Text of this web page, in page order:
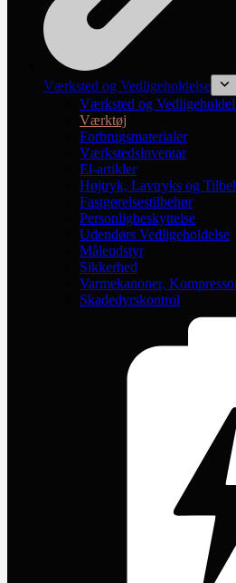
Værksted og Vedligeholdelse
Værksted og
Værktøj
Forbrugsmaterialer
Værkstedsinventar
El-artikler
Højtryk, Lavtryks og
Fastgørelsestilbehør
Personligbeskyttelse
Udendørs Vedligeholdelse
Måleudstyr
Sikkerhed
Varmekanoner,
Skadedyrskontrol